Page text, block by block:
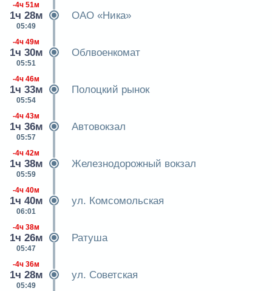
-4ч 51м
1ч 28м
05:49
ОАО «Ника»
-4ч 49м
1ч 30м
05:51
Облвоенкомат
-4ч 46м
1ч 33м
05:54
Полоцкий рынок
-4ч 43м
1ч 36м
05:57
Автовокзал
-4ч 42м
1ч 38м
05:59
Железнодорожный вокзал
-4ч 40м
1ч 40м
06:01
ул. Комсомольская
-4ч 38м
1ч 26м
05:47
Ратуша
-4ч 36м
1ч 28м
05:49
ул. Советская